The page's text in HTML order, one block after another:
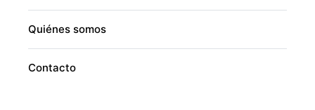
Quiénes somos
Contacto